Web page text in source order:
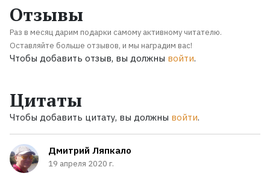
Отзывы
Раз в месяц дарим подарки самому активному читателю.
Оставляйте больше отзывов, и мы наградим вас!
Чтобы добавить отзыв, вы должны войти.
Цитаты
Чтобы добавить цитату, вы должны войти.
Дмитрий Ляпкало
19 апреля 2020 г.